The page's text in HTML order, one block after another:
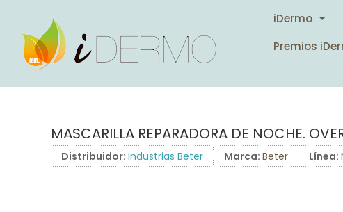
iDermo
Premios
MASCARILLA REPARADORA DE NOCHE.
Distribuidor: Industrias Beter Marca: Beter Línea: